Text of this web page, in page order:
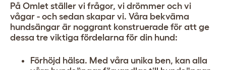
På Omlet ställer vi frågor, vi drömmer och vi
vågar - och sedan skapar vi. Våra bekväma
hundsängar är noggrant konstruerade för att ge
dessa tre viktiga fördelarna för din hund:
Förhöjd hälsa. Med våra unika ben, kan alla